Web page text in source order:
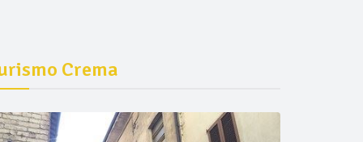
Crema